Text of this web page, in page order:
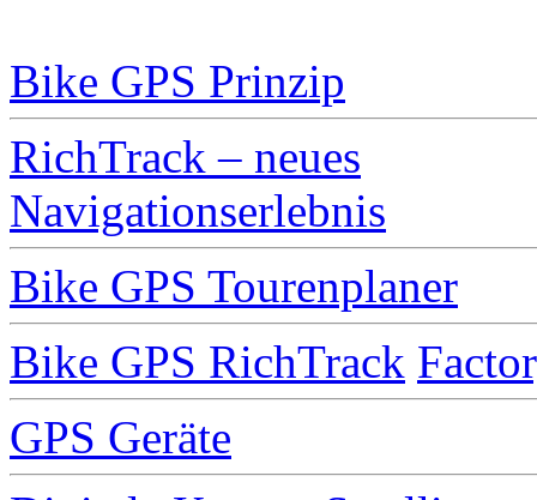
Bike GPS Prinzip
RichTrack – neues
Navigationserlebnis
Bike GPS Tourenplaner
Bike GPS RichTrack
GPS Geräte